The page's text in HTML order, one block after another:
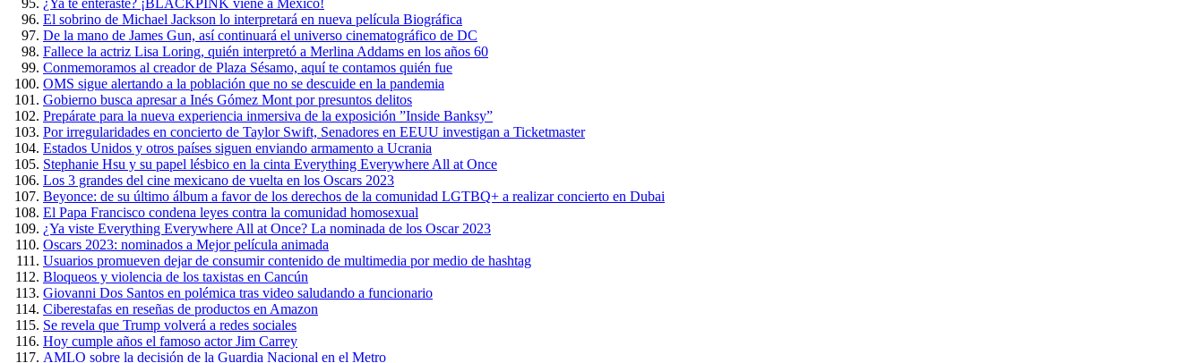
¿Ya te enteraste? ¡BLACKPINK viene a México!
El sobrino de Michael Jackson lo interpretará en nueva película Biográfica
De la mano de James Gun, así continuará el universo cinematográfico de DC
Fallece la actriz Lisa Loring, quién interpretó a Merlina Addams en los años 60
Conmemoramos al creador de Plaza Sésamo, aquí te contamos quién fue
OMS sigue alertando a la población que no se descuide en la pandemia
Gobierno busca apresar a Inés Gómez Mont por presuntos delitos
Prepárate para la nueva experiencia inmersiva de la exposición ”Inside Banksy”
Por irregularidades en concierto de Taylor Swift, Senadores en EEUU investigan a Ticketmaster
Estados Unidos y otros países siguen enviando armamento a Ucrania
Stephanie Hsu y su papel lésbico en la cinta Everything Everywhere All at Once
Los 3 grandes del cine mexicano de vuelta en los Oscars 2023
Beyonce: de su último álbum a favor de los derechos de la comunidad LGTBQ+ a realizar concierto en Dubai
El Papa Francisco condena leyes contra la comunidad homosexual
¿Ya viste Everything Everywhere All at Once? La nominada de los Oscar 2023
Oscars 2023: nominados a Mejor película animada
Usuarios promueven dejar de consumir contenido de multimedia por medio de hashtag
Bloqueos y violencia de los taxistas en Cancún
Giovanni Dos Santos en polémica tras video saludando a funcionario
Ciberestafas en reseñas de productos en Amazon
Se revela que Trump volverá a redes sociales
Hoy cumple años el famoso actor Jim Carrey
AMLO sobre la decisión de la Guardia Nacional en el Metro